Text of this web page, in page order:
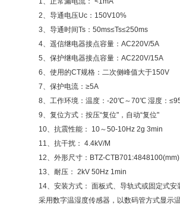
2、导通电压Uc：150V10%
3、导通时间Ts：50ms≤Ts≤250ms
4、遥信继电器接点容量：AC220V/5A
5、保护继电器接点容量：AC220V/15A
6、使用的CT规格：二次侧峰值大于150V
7、保护电流：≥5A
8、工作环境：温度：-20℃～70℃ 湿度：
9、复位方式：按压“复位"，自动“复位"
10、抗震性能： 10～50-10Hz 2g 3min
11、抗干扰： 4.4kV/M
12、外形尺寸：BTZ-CTB701:4848100(mm)
13、耐压： 2kV 50Hz 1min
14、安装方式： 面板式、导轨式或固定式安
采用数字温湿度传感器，以数码管方式显示